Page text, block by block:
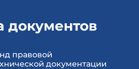
документов
правовой
документации